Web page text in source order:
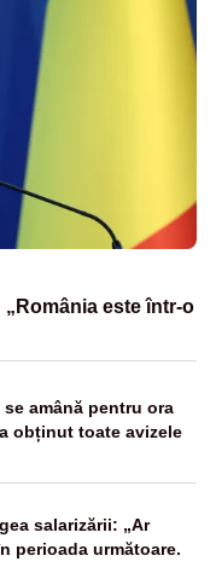
este într-o
amână pentru ora
obținut toate avizele
salarizării: „Ar
perioada următoare.